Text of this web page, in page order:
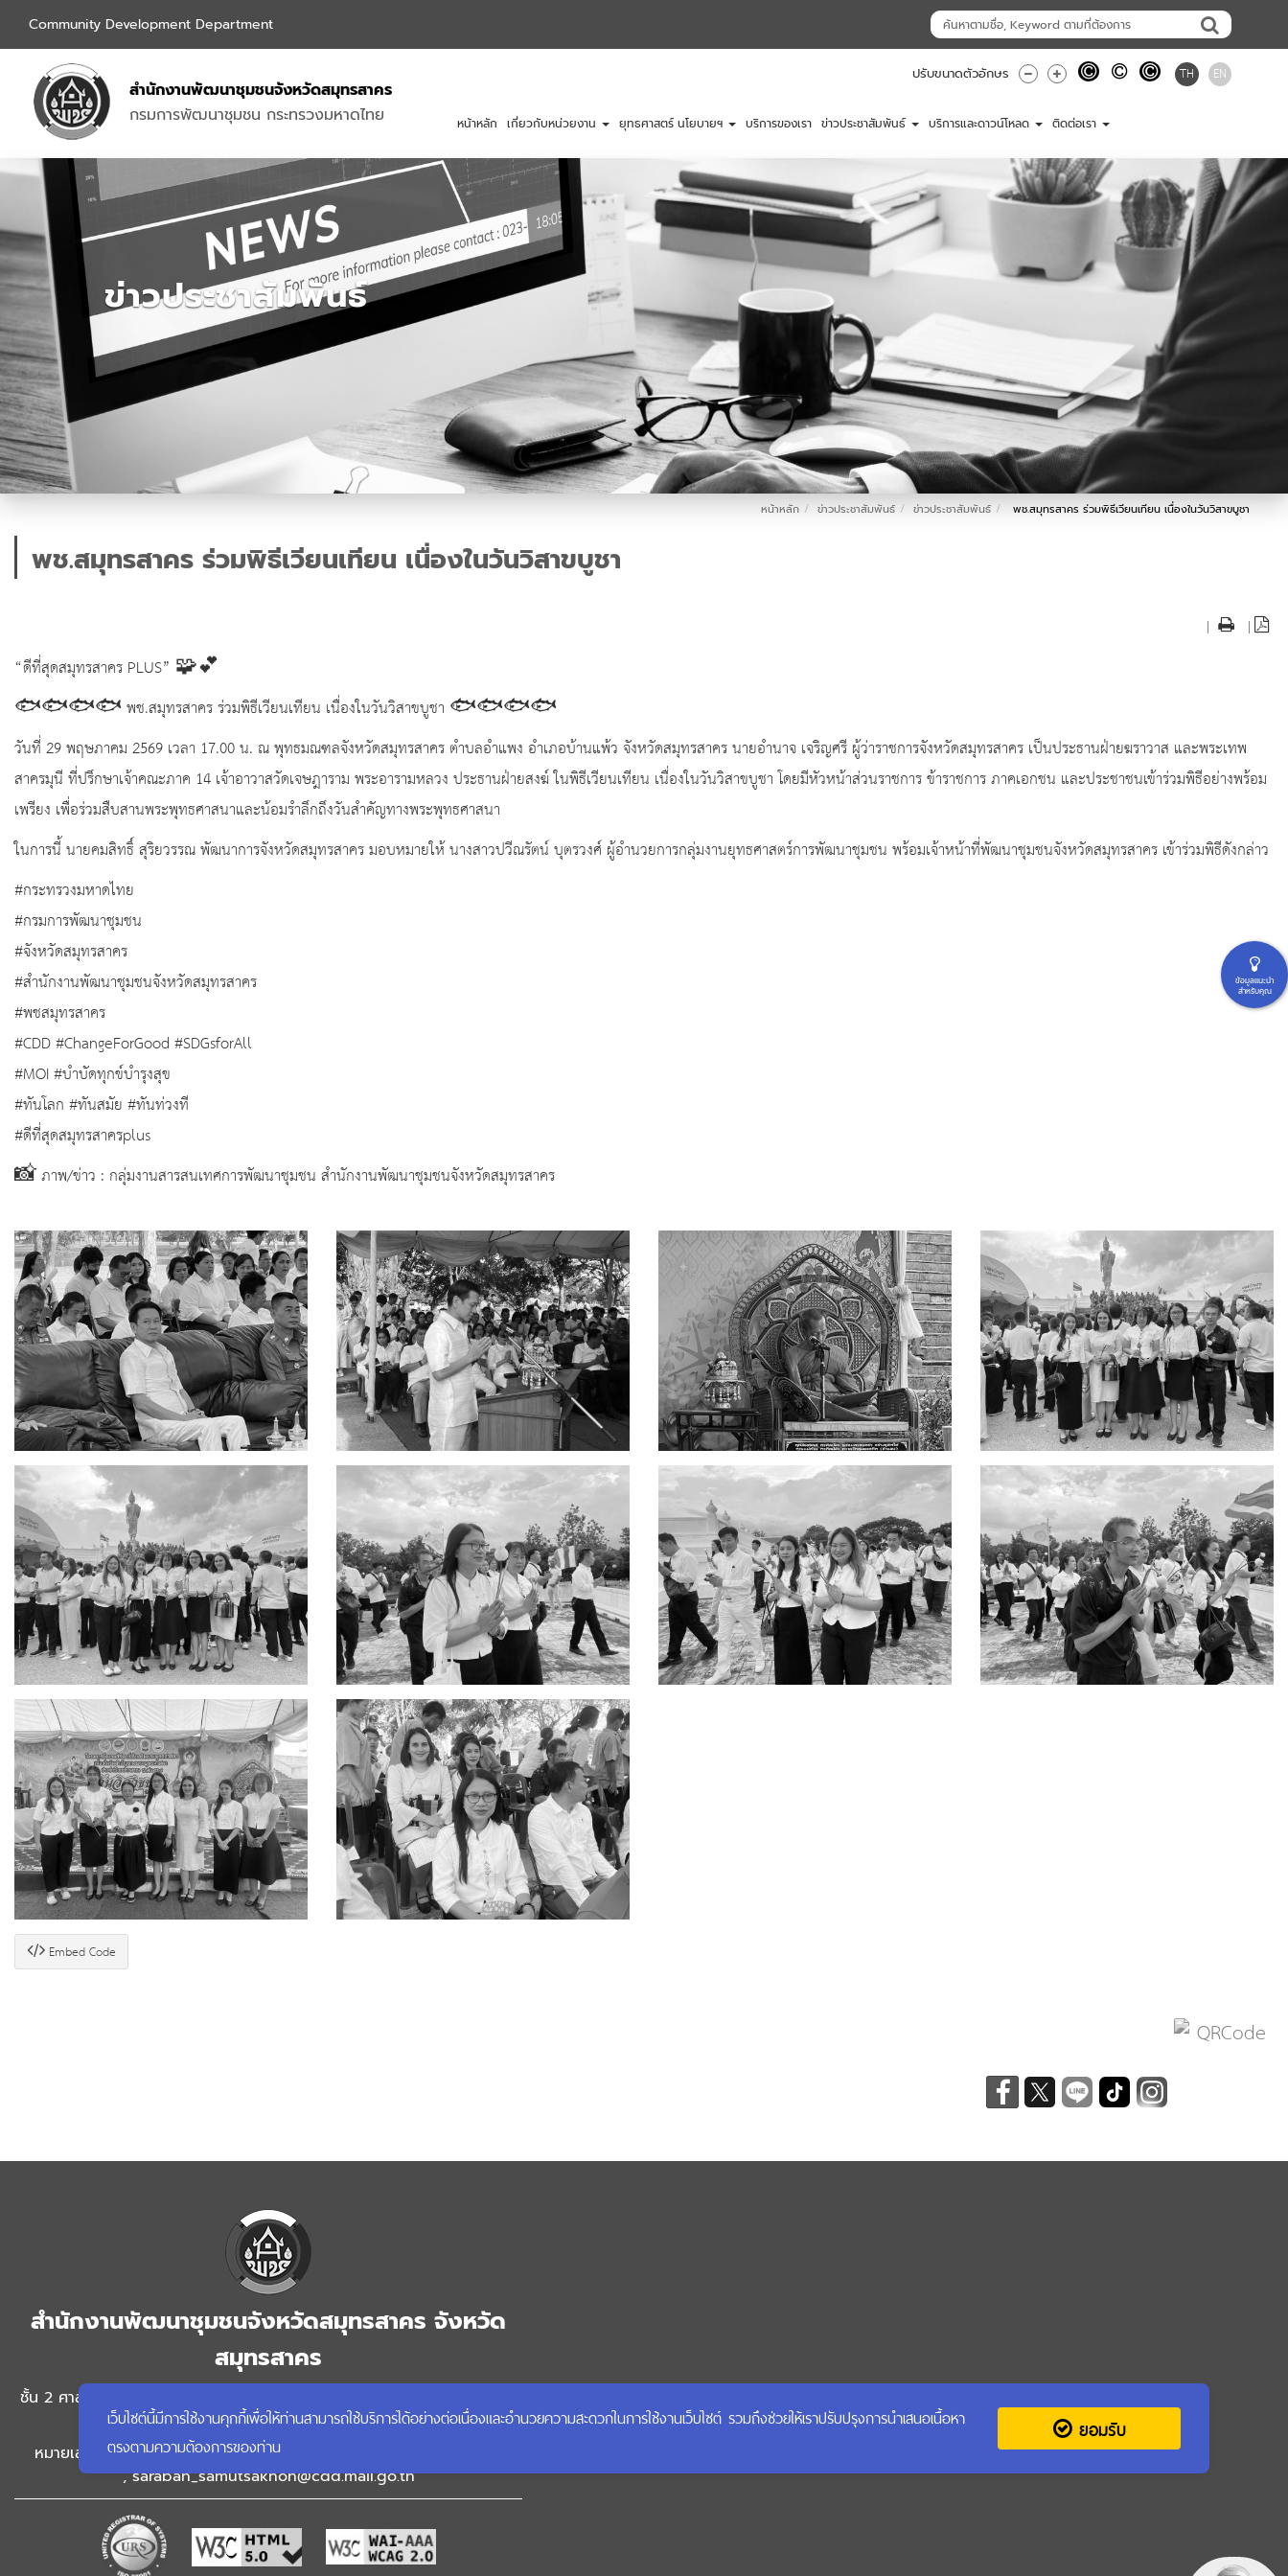
Community Development Department
สำนักงานพัฒนาชุมชนจังหวัดสมุทรสาคร
กรมการพัฒนาชุมชน กระทรวงมหาดไทย
ปรับขนาดตัวอักษร TH EN
หน้าหลัก เกี่ยวกับหน่วยงาน ยุทธศาสตร์ นโยบายฯ บริการของเรา ข่าวประชาสัมพันธ์ บริการและดาวน์โหลด ติดต่อเรา
ข่าวประชาสัมพันธ์
หน้าหลัก ข่าวประชาสัมพันธ์ ข่าวประชาสัมพันธ์ พช.สมุทรสาคร ร่วมพิธีเวียนเทียน เนื่องในวันวิสาขบูชา
พช.สมุทรสาคร ร่วมพิธีเวียนเทียน เนื่องในวันวิสาขบูชา
| |
“ดีที่สุดสมุทรสาคร PLUS” 🧩💕
🐟🐟🐟🐟 พช.สมุทรสาคร ร่วมพิธีเวียนเทียน เนื่องในวันวิสาขบูชา 🐟🐟🐟🐟
วันที่ 29 พฤษภาคม 2569 เวลา 17.00 น. ณ พุทธมณฑลจังหวัดสมุทรสาคร ตำบลอำแพง อำเภอบ้านแพ้ว จังหวัดสมุทรสาคร นายอำนาจ เจริญศรี ผู้ว่าราชการจังหวัดสมุทรสาคร เป็นประธานฝ่ายฆราวาส และพระเทพ
สาครมุนี ที่ปรึกษาเจ้าคณะภาค 14 เจ้าอาวาสวัดเจษฎาราม พระอารามหลวง ประธานฝ่ายสงฆ์ ในพิธีเวียนเทียน เนื่องในวันวิสาขบูชา โดยมีหัวหน้าส่วนราชการ ข้าราชการ ภาคเอกชน และประชาชนเข้าร่วมพิธีอย่างพร้อม
เพรียง เพื่อร่วมสืบสานพระพุทธศาสนาและน้อมรำลึกถึงวันสำคัญทางพระพุทธศาสนา
ในการนี้ นายคมสิทธิ์ สุริยวรรณ พัฒนาการจังหวัดสมุทรสาคร มอบหมายให้ นางสาวปวีณรัตน์ บุตรวงศ์ ผู้อำนวยการกลุ่มงานยุทธศาสตร์การพัฒนาชุมชน พร้อมเจ้าหน้าที่พัฒนาชุมชนจังหวัดสมุทรสาคร เข้าร่วมพิธีดังกล่าว
#กระทรวงมหาดไทย
#กรมการพัฒนาชุมชน
#จังหวัดสมุทรสาคร
#สำนักงานพัฒนาชุมชนจังหวัดสมุทรสาคร
#พชสมุทรสาคร
#CDD #ChangeForGood #SDGsforAll
#MOI #บำบัดทุกข์บำรุงสุข
#ทันโลก #ทันสมัย #ทันท่วงที
#ดีที่สุดสมุทรสาครplus
📸 ภาพ/ข่าว : กลุ่มงานสารสนเทศการพัฒนาชุมชน สำนักงานพัฒนาชุมชนจังหวัดสมุทรสาคร
Embed Code
สำนักงานพัฒนาชุมชนจังหวัดสมุทรสาคร จังหวัด
สมุทรสาคร
ชั้น 2 ศาลากลางจังหวัดสมุทรสาคร ถนนเศรษฐกิจ 1 ตำบลมหาชัย อำเภอเมือง
สมุทรสาคร จังหวัดสมุทรสาคร
หมายเลขโทรศัพท์ 034-411717 อีเมล hsamutsakhon@cdd.mail.go.th
,saraban_samutsakhon@cdd.mail.go.th
ข้อมูลแนะนำ
สำหรับคุณ
เว็บไซต์นี้มีการใช้งานคุกกี้เพื่อให้ท่านสามารถใช้บริการได้อย่างต่อเนื่องและอำนวยความสะดวกในการใช้งานเว็บไซต์ รวมถึงช่วยให้เราปรับปรุงการนำเสนอเนื้อหา
ตรงตามความต้องการของท่าน
ยอมรับ